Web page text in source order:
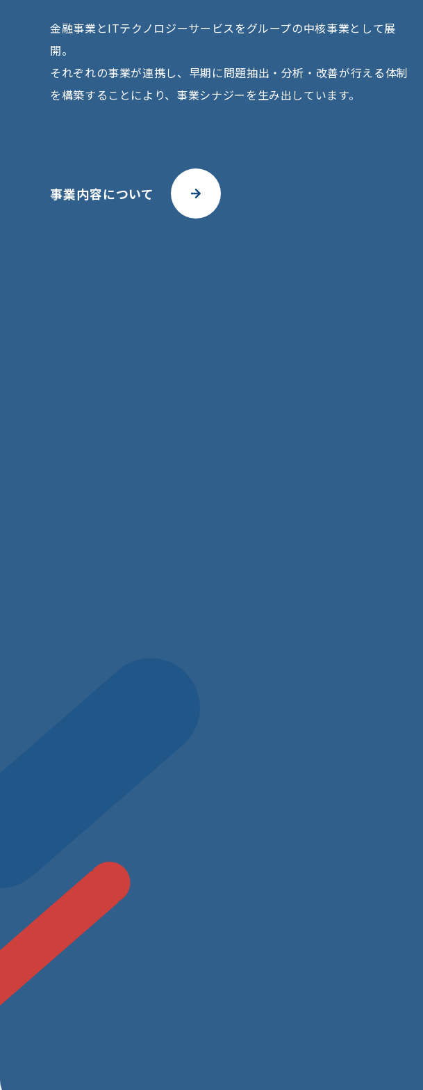
金融事業とITテクノロジーサービスをグループの中核事業として展
開。
それぞれの事業が連携し、早期に問題抽出・分析・改善が行える体制
を構築することにより、事業シナジーを生み出しています。
事業内容について